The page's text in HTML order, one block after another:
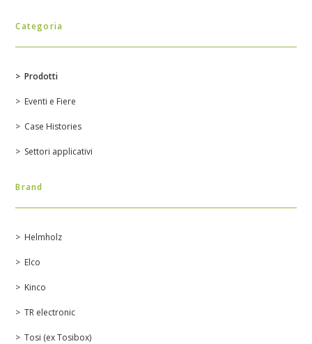
Categoria
Prodotti
Eventi e Fiere
Case Histories
Settori applicativi
Brand
Helmholz
Elco
Kinco
TR electronic
Tosi (ex Tosibox)